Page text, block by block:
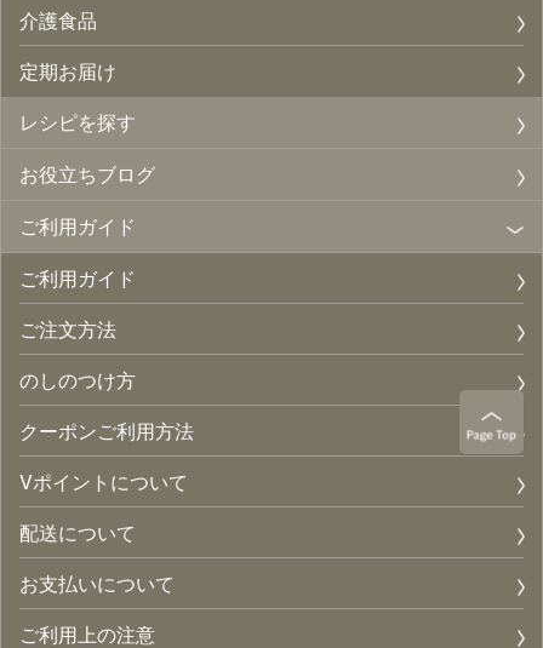
介護食品
定期お届け
レシピを探す
お役立ちブログ
ご利用ガイド
ご利用ガイド
ご注文方法
のしのつけ方
クーポンご利用方法
Vポイントについて
配送について
お支払いについて
ご利用上の注意